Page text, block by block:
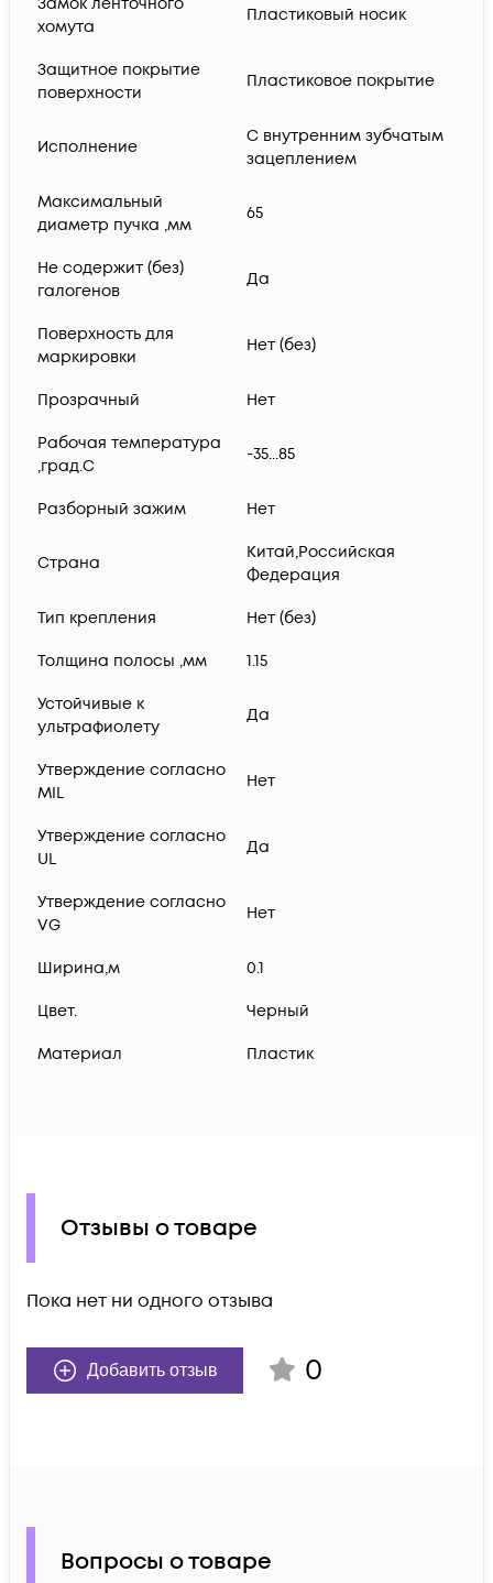
хомута
Пластиковый носик
Защитное покрытие
поверхности
Пластиковое покрытие
Исполнение
С внутренним зубчатым
зацеплением
Максимальный
диаметр пучка ,мм
65
Не содержит (без)
галогенов
Да
Поверхность для
маркировки
Нет (без)
Прозрачный Нет
Рабочая температура
,град.C
-35...85
Разборный зажим Нет
Страна
Китай,Российская
Федерация
Тип крепления Нет (без)
Толщина полосы ,мм 1.15
Устойчивые к
ультрафиолету
Да
Утверждение согласно
MIL
Нет
Утверждение согласно
UL
Да
Утверждение согласно
VG
Нет
Ширина,м 0.1
Цвет. Черный
Материал Пластик
Отзывы о товаре
Пока нет ни одного отзыва
Добавить отзыв 0
Вопросы о товаре